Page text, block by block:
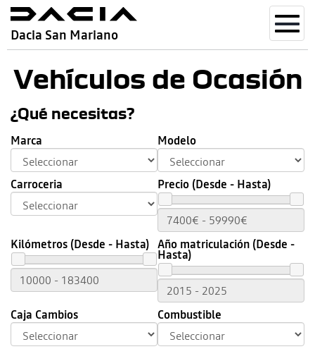
Dacia San Mariano
Vehículos de Ocasión
¿Qué necesitas?
Marca Modelo
Carroceria Precio (Desde - Hasta)
Kilómetros (Desde - Hasta) Año matriculación (Desde -
Hasta)
Caja Cambios Combustible